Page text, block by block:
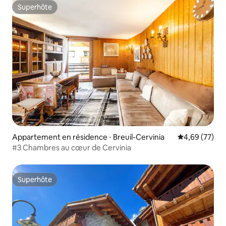
Superhôte
Superhôte
Appartement en résidence ⋅ Breuil-Cervinia Évaluation
4,69 (77)
#3 Chambres au cœur de Cervinia
Superhôte
Superhôte